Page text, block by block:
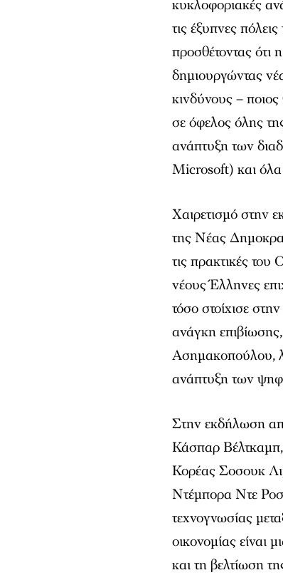
κυκλοφοριακές
τις έξυπνες
προσθέτοντας
δημιουργώντας
κινδύνους – ποιος
σε όφελος όλης
ανάπτυξη των
Microsoft) και όλα
Χαιρετισμό στην
της Νέας
τις πρακτικές
νέους Έλληνες
τόσο στοίχισε
ανάγκη
Ασημακοπούλου,
ανάπτυξη των
Στην εκδήλωση
Κάσπαρ
Κορέας Σοσουκ
Ντέμπορα Ντε
τεχνογνωσίας
οικονομίας είναι
και τη βελτίωση